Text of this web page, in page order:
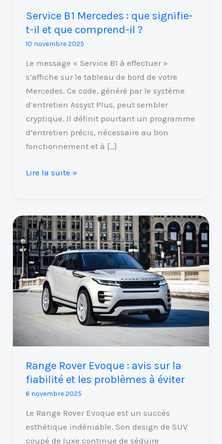
Service B1 Mercedes : que signifie-
t-il et que comprend-il ?
10 novembre 2025
Le message « Service B1 à effectuer »
s’affiche sur le tableau de bord de votre
Mercedes. Ce code, généré par le système
d’entretien Assyst Plus, peut sembler
cryptique. Il définit pourtant un programme
d’entretien précis, nécessaire au bon
fonctionnement et à […]
comprend-
il
Lire la suite »
Range Rover Evoque : avis sur la
fiabilité et les problèmes à éviter
6 novembre 2025
Le Range Rover Evoque est un succès
esthétique indéniable. Son design de SUV
coupé de luxe continue de séduire
Range
Rover
Evoque
:
avis
sur
fiabilité
les
problèmes
à